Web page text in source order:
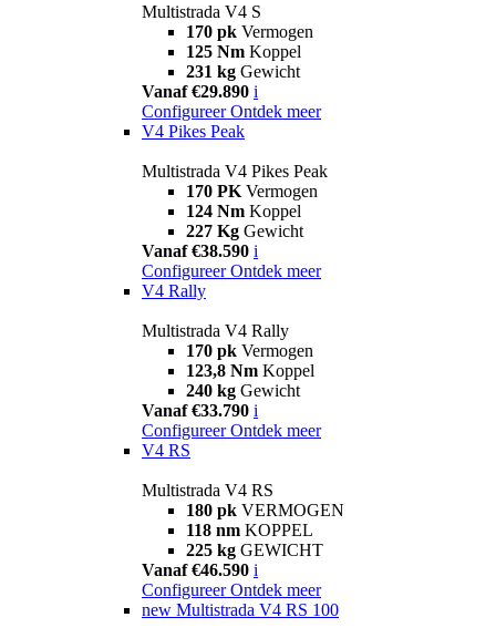
Multistrada V4 S
170 pk Vermogen
125 Nm Koppel
231 kg Gewicht
Vanaf €29.890 i
Configureer Ontdek meer
V4 Pikes Peak
Multistrada V4 Pikes Peak
170 PK Vermogen
124 Nm Koppel
227 Kg Gewicht
Vanaf €38.590 i
Configureer Ontdek meer
V4 Rally
Multistrada V4 Rally
170 pk Vermogen
123,8 Nm Koppel
240 kg Gewicht
Vanaf €33.790 i
Configureer Ontdek meer
V4 RS
Multistrada V4 RS
180 pk VERMOGEN
118 nm KOPPEL
225 kg GEWICHT
Vanaf €46.590 i
Configureer Ontdek meer
new Multistrada V4 RS 100